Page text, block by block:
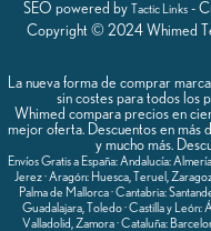
SEO powered by Tactic Links -
Copyright © 2024 Whimed
La nueva forma de comprar
sin costes para todos los
Whimed compara precios en
mejor oferta. Descuentos en más
y mucho más.
Envíos Gratis a España: Andalucía:
Jerez · Aragón: Huesca, Teruel,
Palma de Mallorca · Cantabria:
Guadalajara, Toledo · Castilla y León:
Valladolid, Zamora · Cataluña: